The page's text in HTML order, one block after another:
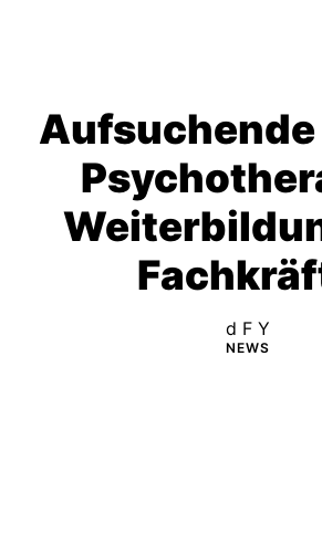
Aufsuchende
d F Y
NEWS